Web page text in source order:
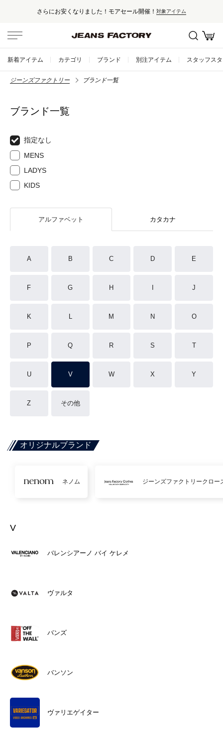
さらにお安くなりました！モアセール開催！ 対象アイテム
新着アイテム カテゴリ ブランド 別注アイテム スタッフス
ジーンズファクトリー ブランド一覧
ブランド一覧
指定なし
MENS
LADYS
KIDS
アルファベット カタカナ
A B C D E
F G H J
K L M N O
P Q R S T
U V W X Y
Z その他
オリジナルブランド
ネノム ジーンズファクトリークロー
V
バレンシアーノ バイ ケレメ
ヴァルタ
バンズ
バンソン
ヴァリエゲイター